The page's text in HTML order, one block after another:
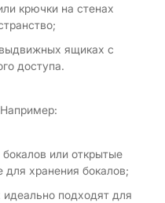
крючки на стенах
ящиках с
доступа.
Например:
или открытые
хранения бокалов;
подходят для